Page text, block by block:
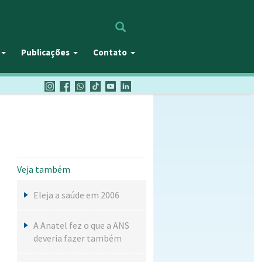
Publicações Contato
Veja também
Eleja a saúde em 2006
A Anatel fez o que a ANS
deveria fazer também